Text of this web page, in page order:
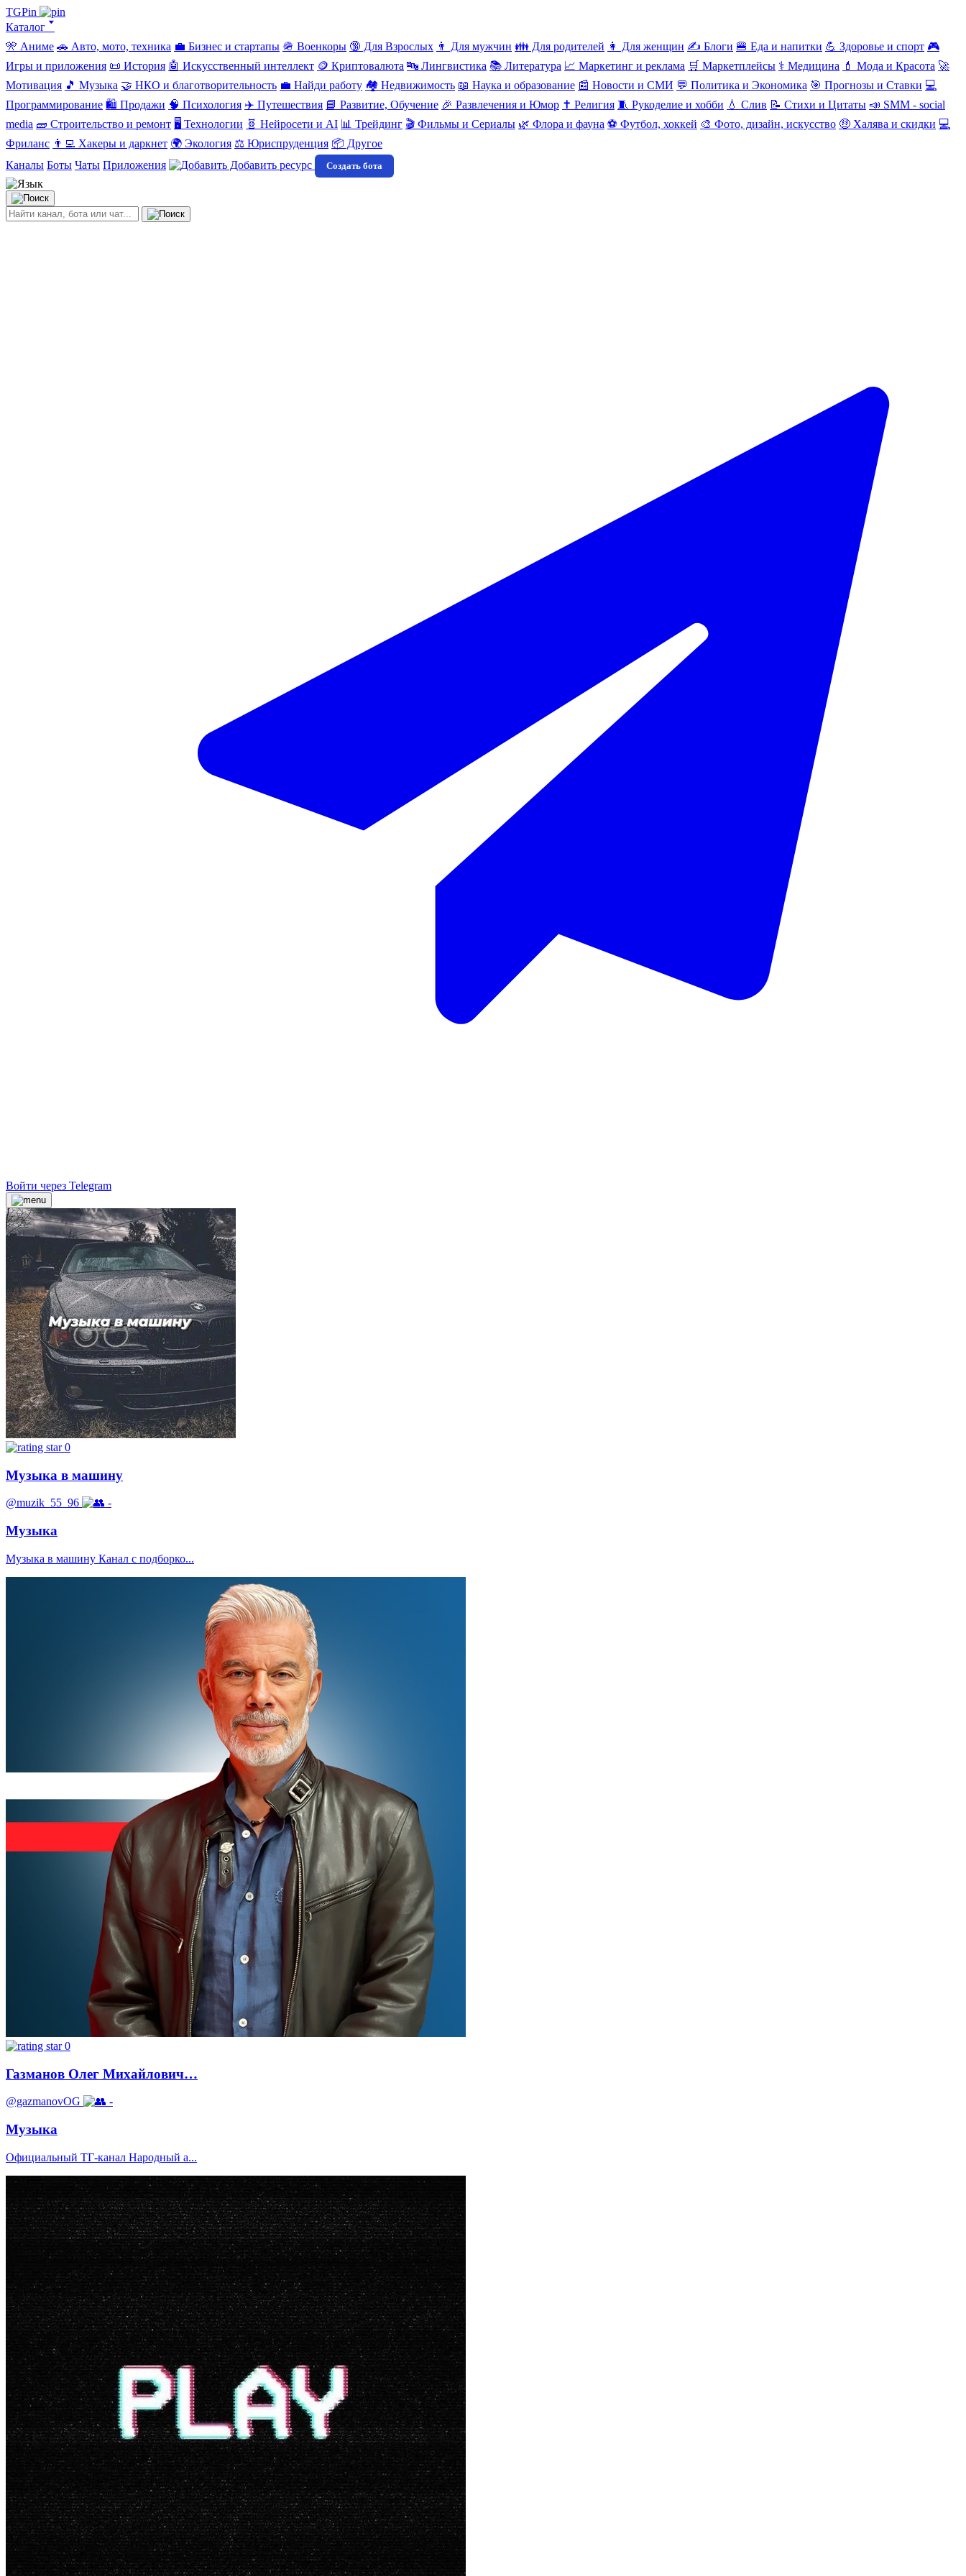
TGPin
Каталог 🢓
🎌 Аниме 🚗 Авто, мото, техника 💼 Бизнес и стартапы 🪖 Военкоры 🔞 Для Взрослых 👨 Для мужчин 👪 Для родителей 👩 Для женщин ✍️ Блоги 🍔 Еда и напитки 💪 Здоровье и спорт 🎮
Игры и приложения 📜 История 🤖 Искусственный интеллект 🪙 Криптовалюта 🔤 Лингвистика 📚 Литература 📈 Маркетинг и реклама 🛒 Маркетплейсы ⚕️ Медицина 💄 Мода и Красота 🚀
Мотивация 🎵 Музыка 🤝 НКО и благотворительность 💼 Найди работу 🏘️ Недвижимость 📖 Наука и образование 📰 Новости и СМИ 💬 Политика и Экономика 🎯 Прогнозы и Ставки 💻
Программирование 🛍️ Продажи 🧠 Психология ✈️ Путешествия 📘 Развитие, Обучение 🎉 Развлечения и Юмор ✝️ Религия 🧵 Рукоделие и хобби 💧 Слив 📝 Стихи и Цитаты 📣 SMM - social
media 🧱 Строительство и ремонт 🖥️ Технологии 🧬 Нейросети и AI 📊 Трейдинг 🎬 Фильмы и Сериалы 🌿 Флора и фауна ⚽ Футбол, хоккей 🎨 Фото, дизайн, искусство 🤑 Халява и скидки 💻
Фриланс 👨‍💻 Хакеры и даркнет 🌍 Экология ⚖️ Юриспруденция 📦 Другое
Каналы Боты Чаты Приложения Добавить ресурс Создать бота
Войти через Telegram
0
Музыка в машину
@muzik_55_96 -
Музыка
Музыка в машину Канал с подборко...
0
Газманов Олег Михайлович…
@gazmanovOG -
Музыка
Официальный ТГ-канал Народный а...